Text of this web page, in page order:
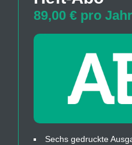
89,00 € pro Jahr
Sechs gedruckte